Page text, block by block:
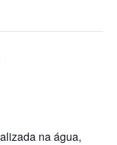
na água,